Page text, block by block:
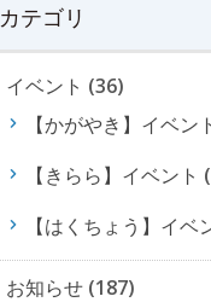
カテゴリ
イベント (36)
【かがやき】イベン
【きらら】イベント
【はくちょう】イベ
お知らせ (187)